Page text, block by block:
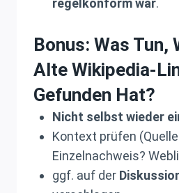
regelkonform war.
Bonus: Was Tun,
Alte Wikipedia-
Gefunden Hat?
Nicht selbst wieder
Kontext prüfen
Einzelnachweis?
ggf. auf der